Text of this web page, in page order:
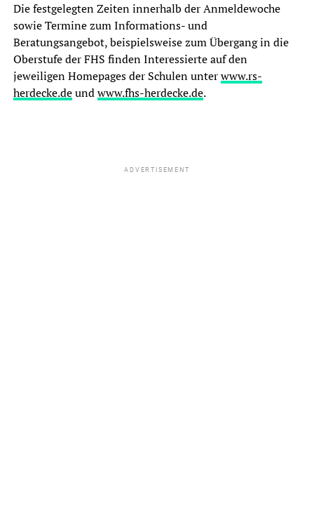
Die festgelegten Zeiten innerhalb der Anmeldewoche
sowie Termine zum Informations- und
Beratungsangebot, beispielsweise zum Übergang in die
Oberstufe der FHS finden Interessierte auf den
jeweiligen Homepages der Schulen unterwww.rs-
herdecke.deundwww.fhs-herdecke.de.
ADVERTISEMENT